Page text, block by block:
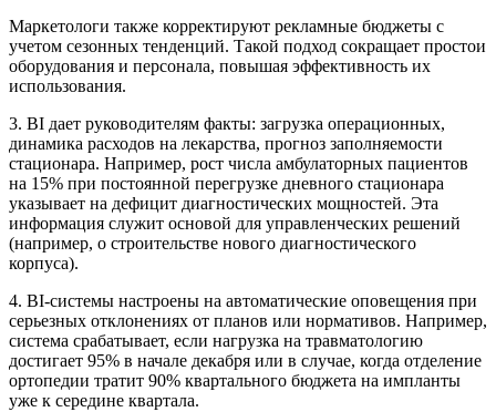
Маркетологи также корректируют рекламные бюджеты с
учетом сезонных тенденций. Такой подход сокращает простои
оборудования и персонала, повышая эффективность их
использования.
3. BI дает руководителям факты: загрузка операционных,
динамика расходов на лекарства, прогноз заполняемости
стационара. Например, рост числа амбулаторных пациентов
на 15% при постоянной перегрузке дневного стационара
указывает на дефицит диагностических мощностей. Эта
информация служит основой для управленческих решений
(например, о строительстве нового диагностического
корпуса).
4. BI-системы настроены на автоматические оповещения при
серьезных отклонениях от планов или нормативов. Например,
система срабатывает, если нагрузка на травматологию
достигает 95% в начале декабря или в случае, когда отделение
ортопедии тратит 90% квартального бюджета на импланты
уже к середине квартала.